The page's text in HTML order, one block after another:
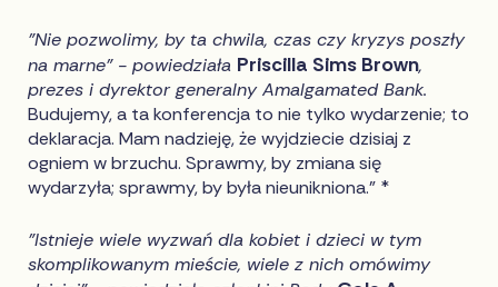
"Nie pozwolimy, by ta chwila, czas czy kryzys poszły
na marne" - powiedziała Priscilla Sims Brown,
prezes i dyrektor generalny Amalgamated Bank.
Budujemy, a ta konferencja to nie tylko wydarzenie; to
deklaracja. Mam nadzieję, że wyjdziecie dzisiaj z
ogniem w brzuchu. Sprawmy, by zmiana się
wydarzyła; sprawmy, by była nieunikniona." *
"Istnieje wiele wyzwań dla kobiet i dzieci w tym
skomplikowanym mieście, wiele z nich omówimy